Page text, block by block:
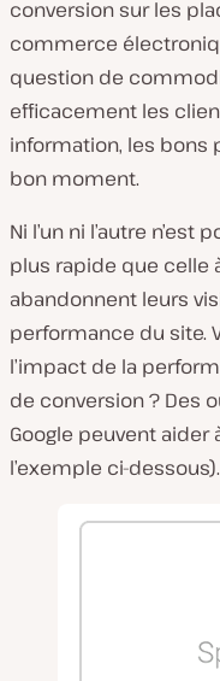
conversion sur les
commerce
question de
efficacement les
information, les bons
bon moment.
Ni l’un ni l’autre
plus rapide que celle
abandonnent leurs
performance du site.
l’impact de la
de conversion ? Des
Google peuvent aider
l’exemple ci-dessous).